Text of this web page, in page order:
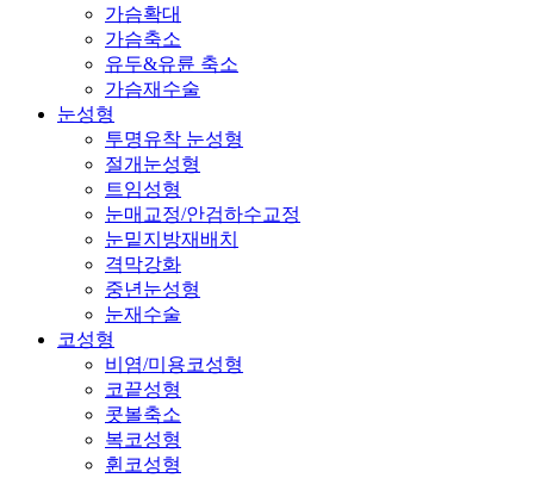
가슴확대
가슴축소
유두&유륜 축소
가슴재수술
눈성형
투명유착 눈성형
절개눈성형
트임성형
눈매교정/안검하수교정
눈밑지방재배치
격막강화
중년눈성형
눈재수술
코성형
비염/미용코성형
코끝성형
콧볼축소
복코성형
휜코성형